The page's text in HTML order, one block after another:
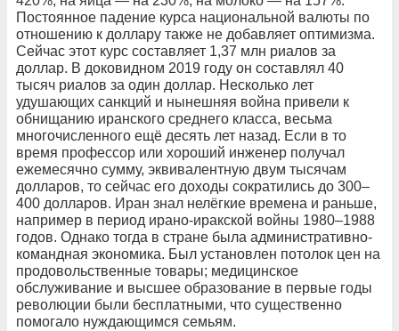
Постоянное падение курса национальной валюты по
отношению к доллару также не добавляет оптимизма.
Сейчас этот курс составляет 1,37 млн риалов за
доллар. В доковидном 2019 году он составлял 40
тысяч риалов за один доллар. Несколько лет
удушающих санкций и нынешняя война привели к
обнищанию иранского среднего класса, весьма
многочисленного ещё десять лет назад. Если в то
время профессор или хороший инженер получал
ежемесячно сумму, эквивалентную двум тысячам
долларов, то сейчас его доходы сократились до 300–
400 долларов. Иран знал нелёгкие времена и раньше,
например в период ирано-иракской войны 1980–1988
годов. Однако тогда в стране была административно-
командная экономика. Был установлен потолок цен на
продовольственные товары; медицинское
обслуживание и высшее образование в первые годы
революции были бесплатными, что существенно
помогало нуждающимся семьям.